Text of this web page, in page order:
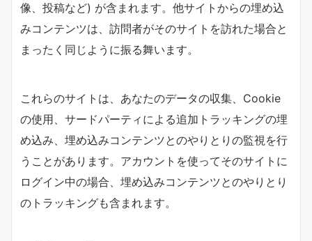
像、投稿など) が含まれます。他サイトからの埋め込
みコンテンツは、訪問者がそのサイトを訪れた場合と
まったく同じように振る舞います。
これらのサイトは、あなたのデータの収集、Cookie
の使用、サードパーティによる追加トラッキングの埋
め込み、埋め込みコンテンツとのやりとりの監視を行
うことがあります。アカウントを使ってそのサイトに
ログイン中の場合、埋め込みコンテンツとのやりとり
のトラッキングも含まれます。